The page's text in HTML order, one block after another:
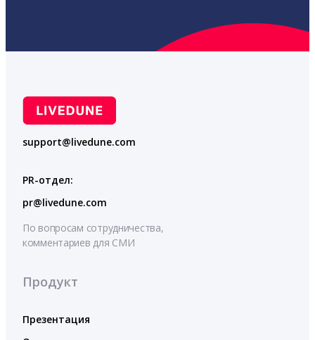
support@livedune.com
PR-отдел:
pr@livedune.com
По вопросам сотрудничества,
комментариев для СМИ
Продукт
Презентация